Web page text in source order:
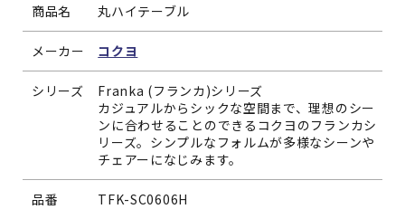
商品名 丸ハイテーブル
メーカー コクヨ
シリーズ
Franka (フランカ)シリーズ
カジュアルからシックな空間まで、理想のシー
ンに合わせることのできるコクヨのフランカシ
リーズ。シンプルなフォルムが多様なシーンや
チェアーになじみます。
品番 TFK-SC0606H